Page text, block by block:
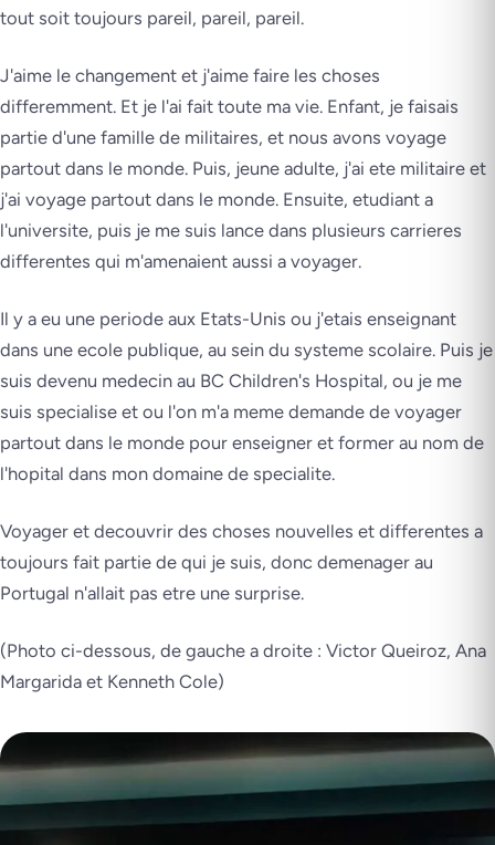
tout soit toujours pareil, pareil, pareil.
J'aime le changement et j'aime faire les choses
differemment. Et je l'ai fait toute ma vie. Enfant, je faisais
partie d'une famille de militaires, et nous avons voyage
partout dans le monde. Puis, jeune adulte, j'ai ete militaire et
j'ai voyage partout dans le monde. Ensuite, etudiant a
l'universite, puis je me suis lance dans plusieurs carrieres
differentes qui m'amenaient aussi a voyager.
Il y a eu une periode aux Etats-Unis ou j'etais enseignant
dans une ecole publique, au sein du systeme scolaire. Puis je
suis devenu medecin au BC Children's Hospital, ou je me
suis specialise et ou l'on m'a meme demande de voyager
partout dans le monde pour enseigner et former au nom de
l'hopital dans mon domaine de specialite.
Voyager et decouvrir des choses nouvelles et differentes a
toujours fait partie de qui je suis, donc demenager au
Portugal n'allait pas etre une surprise.
(Photo ci-dessous, de gauche a droite : Victor Queiroz, Ana
Margarida et Kenneth Cole)